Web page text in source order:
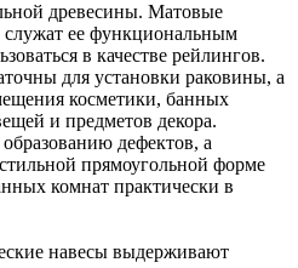
древесины. Матовые
ее функциональным
в качестве рейлингов.
для установки раковины, а
косметики, банных
и предметов декора.
дефектов, а
прямоугольной форме
комнат практически в
навесы выдерживают